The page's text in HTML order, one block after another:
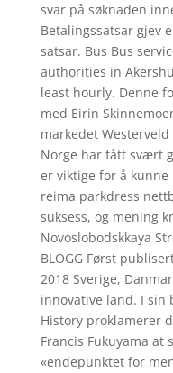
svar på søknaden
Betalingssatsar gjev
satsar. Bus Bus
authorities in
least hourly. Denne
med Eirin
markedet
Norge har fått svært
er viktige for å
reima parkdress
suksess, og mening
Novoslobodskkaya
BLOGG Først
2018 Sverige,
innovative land. I sin
History proklamerer
Francis Fukuyama
«endepunktet for